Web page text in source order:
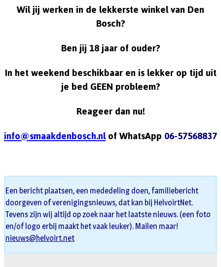
Wil jij werken in de lekkerste winkel van Den
Bosch?
Ben jij 18 jaar of ouder?
In het weekend beschikbaar en is lekker op tijd uit
je bed GEEN probleem?
Reageer dan nu!
info@smaakdenbosch.nlof WhatsApp06-57568837
Een bericht plaatsen, een mededeling doen, familiebericht
doorgeven of verenigingsnieuws, dat kan bij HelvoirtNet.
Tevens zijn wij altijd op zoek naar het laatste nieuws. (een foto
en/of logo erbij maakt het vaak leuker). Mailen maar!
nieuws@helvoirt.net